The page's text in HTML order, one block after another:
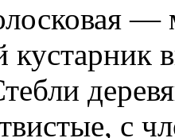
—
кустарник
с